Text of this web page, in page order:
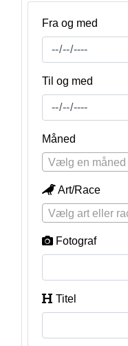
Fra og med
Til og med
Måned
Vælg en måned
Art/Race
Vælg art eller
Fotograf
Titel